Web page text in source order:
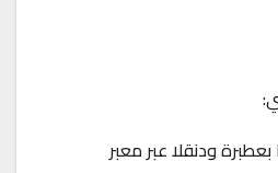
ودنقلا عبر معبر